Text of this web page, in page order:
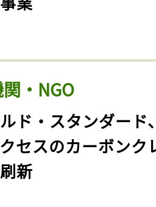
・NGO
ルド・スタンダード
セスのカーボンク
新